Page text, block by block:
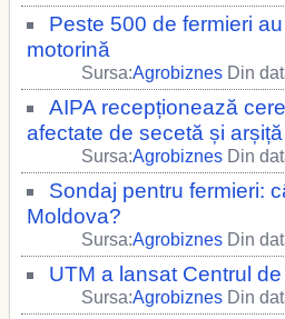
Peste 500 de fermieri
motorină
Sursa:Agrobiznes Din
AIPA recepționează
afectate de secetă și arșiță
Sursa:Agrobiznes Din
Sondaj pentru fermieri:
Moldova?
Sursa:Agrobiznes Din
UTM a lansat Centrul
Sursa:Agrobiznes Din